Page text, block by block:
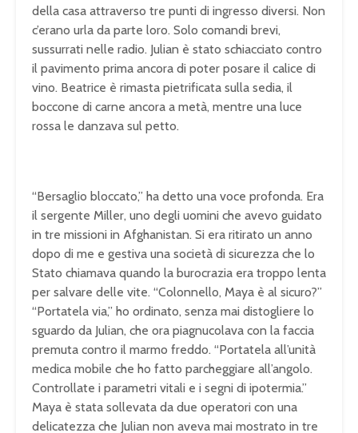
della casa attraverso tre punti di ingresso diversi. Non
c’erano urla da parte loro. Solo comandi brevi,
sussurrati nelle radio. Julian è stato schiacciato contro
il pavimento prima ancora di poter posare il calice di
vino. Beatrice è rimasta pietrificata sulla sedia, il
boccone di carne ancora a metà, mentre una luce
rossa le danzava sul petto.
“Bersaglio bloccato,” ha detto una voce profonda. Era
il sergente Miller, uno degli uomini che avevo guidato
in tre missioni in Afghanistan. Si era ritirato un anno
dopo di me e gestiva una società di sicurezza che lo
Stato chiamava quando la burocrazia era troppo lenta
per salvare delle vite. “Colonnello, Maya è al sicuro?”
“Portatela via,” ho ordinato, senza mai distogliere lo
sguardo da Julian, che ora piagnucolava con la faccia
premuta contro il marmo freddo. “Portatela all’unità
medica mobile che ho fatto parcheggiare all’angolo.
Controllate i parametri vitali e i segni di ipotermia.”
Maya è stata sollevata da due operatori con una
delicatezza che Julian non aveva mai mostrato in tre